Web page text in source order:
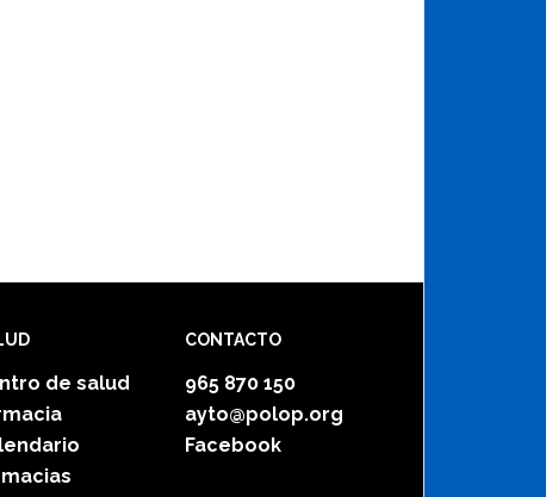
de salud
CONTACTO
965 870 150
ayto@polop.org
Facebook